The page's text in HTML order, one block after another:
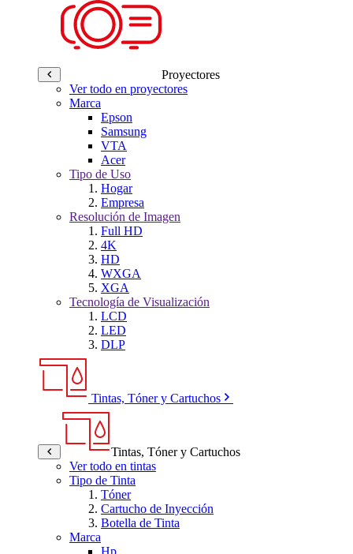
Proyectores
Ver todo en proyectores
Marca
Epson
Samsung
VTA
Acer
Tipo de Uso
Hogar
Empresa
Resolución de Imagen
Full HD
4K
HD
WXGA
XGA
Tecnología de Visualización
LCD
LED
DLP
Tintas, Tóner y Cartuchos
Tintas, Tóner y Cartuchos
Ver todo en tintas
Tipo de Tinta
Tóner
Cartucho de Inyección
Botella de Tinta
Marca
Hp